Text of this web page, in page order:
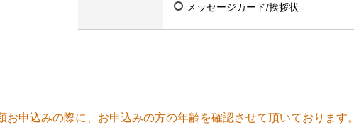
メッセージカード/挨拶状
申込みの際に、お申込みの方の年齢を確認させて頂いております。